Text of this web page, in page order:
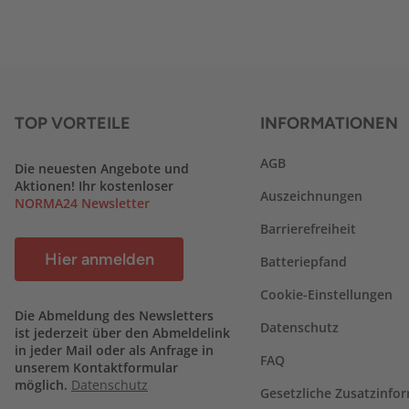
TOP VORTEILE
Die neuesten Angebote und
Aktionen! Ihr kostenloser
NORMA24 Newsletter
Hier anmelden
Die Abmeldung des Newsletters
ist jederzeit über den Abmeldelink
in jeder Mail oder als Anfrage in
unserem Kontaktformular
möglich. Datenschutz
INFORMATIONEN
AGB
Auszeichnungen
Barrierefreiheit
Batteriepfand
Cookie-Einstellungen
Datenschutz
FAQ
Gesetzliche